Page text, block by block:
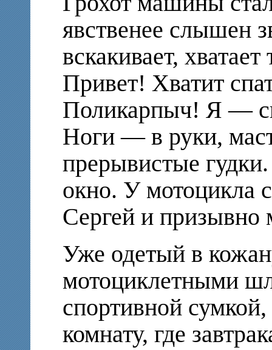
явственее слышен
вскакивает,
Привет! Хватит
Поликарпыч! Я —
Ноги — в руки,
прерывистые
окно. У мотоцикла
Сергей и призывно
Уже одетый в
мотоциклетными
спортивной
комнату, где